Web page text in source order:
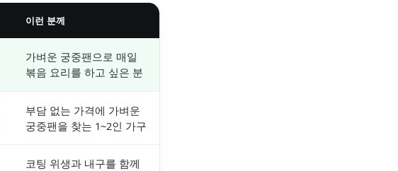
이런 분께
가벼운 궁중팬으로 매일
볶음 요리를 하고 싶은 분
부담 없는 가격에 가벼운
궁중팬을 찾는 1~2인 가구
코팅 위생과 내구를 함께